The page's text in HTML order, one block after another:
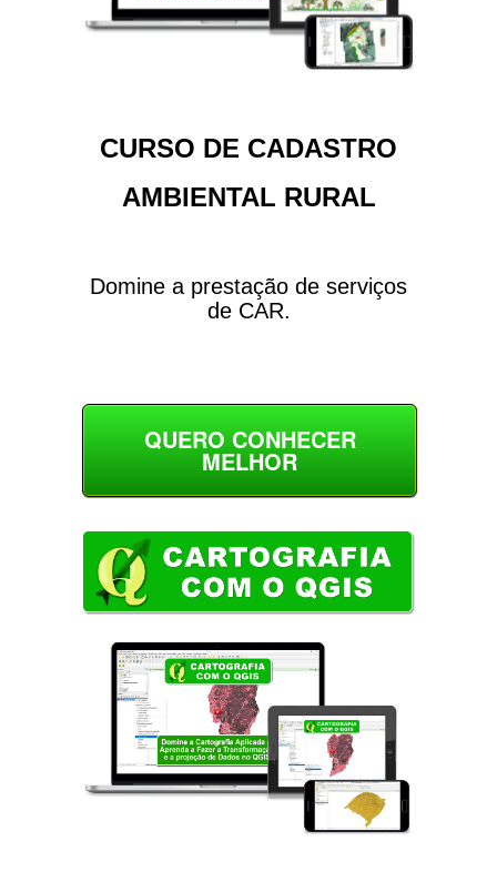
CURSO DE CADASTRO
AMBIENTAL RURAL
Domine a prestação de serviços
de CAR.
QUERO CONHECER
MELHOR